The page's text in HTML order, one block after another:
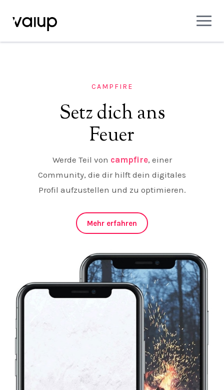
CAMPFIRE
Setz dich ans
Feuer
Werde Teil von campfire, einer
Community, die dir hilft dein digitales
Profil aufzustellen und zu optimieren.
Mehr erfahren